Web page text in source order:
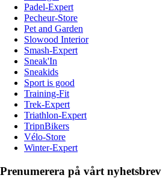
Padel-Expert
Pecheur-Store
Pet and Garden
Slowood Interior
Smash-Expert
Sneak'In
Sneakids
Sport is good
Training-Fit
Trek-Expert
Triathlon-Expert
TripnBikers
Vélo-Store
Winter-Expert
Prenumerera på vårt nyhetsbrev